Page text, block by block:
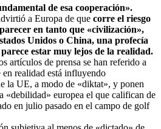
de esa cooperación».
a Europa de que corre el riesgo
en tanto que «civilización»,
Unidos o China, una profecía
estar muy lejos de la realidad.
artículos de prensa se han referido a
realidad está influyendo
la UE, a modo de «diktat», y ponen
«debilidad» europea el que califican de
en julio pasado en el campo de golf